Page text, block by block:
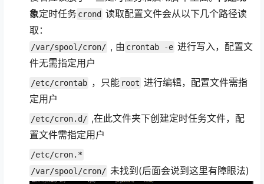
象定时任务crond 读取配置文件会从以下几个路径读
取：
/var/spool/cron/ , 由 crontab -e 进行写入，配置文
件无需指定用户
/etc/crontab ，只能 root 进行编辑，配置文件需指
定用户
/etc/cron.d/ ,在此文件夹下创建定时任务文件，配
置文件需指定用户
/etc/cron.*
/var/spool/cron/ 未找到(后面会说到这里有障眼法)